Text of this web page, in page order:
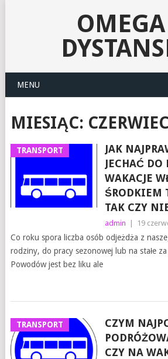
MENU
MIESIĄC:
TRANSPORT
JAK
JECHAĆ DO
WAKACJE
ŚRODKIEM
TAK CZY
admin 19
Co roku spora liczba osób odjeżdża z
rodziny, do pracy sezonowej lub na stałe
Powodów jest bez liku ale
TRANSPORT
CZYM
CZY NA